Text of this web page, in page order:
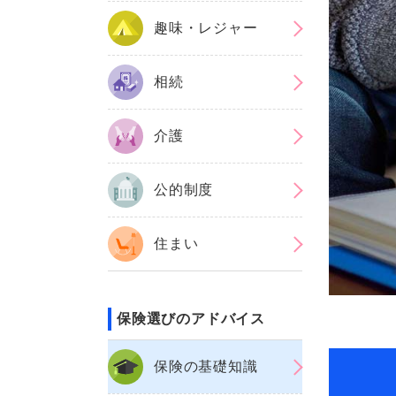
趣味・レジャー
相続
介護
公的制度
住まい
保険選びのアドバイス
保険の基礎知識